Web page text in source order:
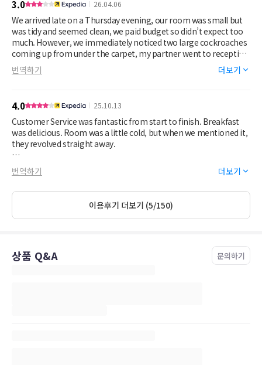
10.
3.0 26.04.06
We arrived late on a Thursday evening, our room was small but
was tidy and seemed clean, we paid budget so didn’t expect too
much. However, we immediately noticed two large cockroaches
coming up from under the carpet, my partner went to reception
and we got a room change straight away and upgraded to a
bigger room on the opposite side of the hotel. The new room
and had a bit of a musky smell, so my guess is that it’s an old
building and has some damp which attracted the cockroaches,
but I’m no expert! Our room was never cleaned while we were
there but as we were only there three nights purely to sleep
there that didn’t bother us, we had to ask reception for more
milk, tea and coffee for the room which they were happy to
provide. I think potentially our room wasn’t cleaned because of
very comfortable. The WiFi wasn’t great, I used my data the
whole time and my partner had issues with the WiFi dropping
nice and tidy. The staff were really nice and friendly the whole
time. The area for us was ideal, only a short walk to
번역하기 더보기
4.0 25.10.13
Customer Service was fantastic from start to finish. Breakfast
was delicious. Room was a little cold, but when we mentioned it,
they revolved straight away.
Restaurant was closed, due to lack of staff, but plenty of local
options
The room was OK,but headboard was solid and hurts wgen you
번역하기 더보기
이용후기 더보기 (5/150)
상품 Q&A 문의하기